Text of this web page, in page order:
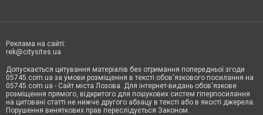
Реклама на сайті:
rek@citysites.ua
Допускається цитування матеріалів без отримання попередньої згоди
05745.com.ua за умови розміщення в тексті обов'язкового посилання на
05745.com.ua - Сайт міста Лозова. Для інтернет-видань обов'язкове
розміщення прямого, відкритого для пошукових систем гіперпосилання
на цитовані статті не нижче другого абзацу в тексті або в якості джерела.
Порушення виняткових прав переслідується Законом.